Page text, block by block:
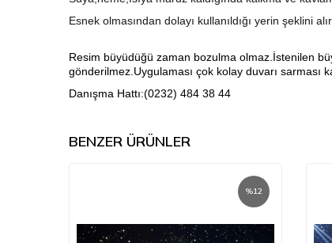
Esnek olmasından dolayı kullanıldığı yerin şeklini
Resim büyüdüğü zaman bozulma olmaz.İstenilen
gönderilmez.Uygulaması çok kolay duvarı sarması
Danışma Hattı:(0232) 484 38 44
BENZER ÜRÜNLER
%12